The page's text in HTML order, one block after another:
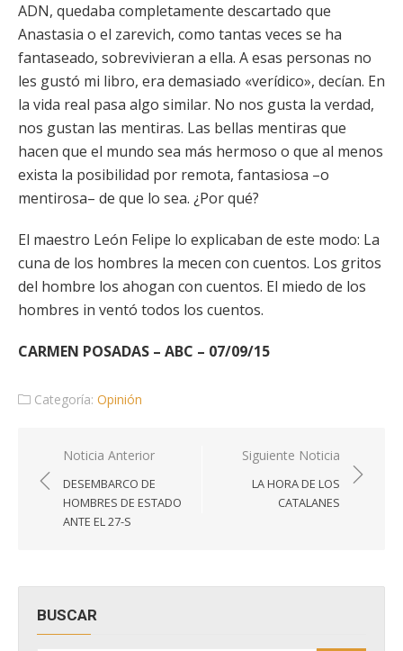
ADN, quedaba completamente descartado que
Anastasia o el zarevich, como tantas veces se ha
fantaseado, sobrevivieran a ella. A esas personas no
les gustó mi libro, era demasiado «verídico», decían. En
la vida real pasa algo similar. No nos gusta la verdad,
nos gustan las mentiras. Las bellas mentiras que
hacen que el mundo sea más hermoso o que al menos
exista la posibilidad por remota, fantasiosa –o
mentirosa– de que lo sea. ¿Por qué?
El maestro León Felipe lo explicaban de este modo: La
cuna de los hombres la mecen con cuentos. Los gritos
del hombre los ahogan con cuentos. El miedo de los
hombres in ventó todos los cuentos.
CARMEN POSADAS – ABC – 07/09/15
Categoría: Opinión
Navegación
de
entradas
Noticia Anterior
DESEMBARCO DE
HOMBRES DE ESTADO
ANTE EL 27-S
Siguiente Noticia
LA HORA DE LOS
CATALANES
BUSCAR